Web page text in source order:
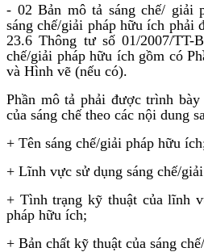
- 02 Bản mô tả sáng chế/ giải
sáng chế/giải pháp hữu ích phải
23.6 Thông tư số 01/2007/TT-
chế/giải pháp hữu ích gồm có
và Hình vẽ (nếu có).
Phần mô tả phải được trình
của sáng chế theo các nội dung
+ Tên sáng chế/giải pháp hữu
+ Lĩnh vực sử dụng sáng chế/
+ Tình trạng kỹ thuật của lĩnh
pháp hữu ích;
+ Bản chất kỹ thuật của sáng